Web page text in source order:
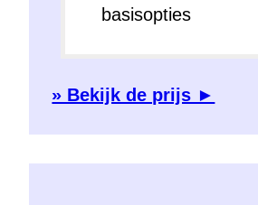
basisopties
» Bekijk de prijs ►